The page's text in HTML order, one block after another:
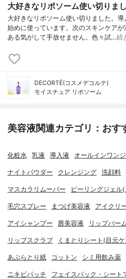
大好きなリポソーム使い切りま
大好きなリポソーム使い切りました。
始めに使っています。次のスキンケア
ある気がして手放せません。色々試…続
DECORTÉ(コスメデコルテ)
モイスチュア リポソーム
美容液関連カテゴリ：おす
化粧水 乳液 導入液 オールインワン
ナイトパウダー クレンジング 洗顔料
マスカラリムーバー ピーリングジェル
毛穴スプレー まつげ美容液 アイクリ
アイシャンプー 唇美容液 リップバー
リップスクラブ くまとりシート(目元
あぶらとり紙 コットン シミ用飲み薬
ニキビパッチ フェイスパック・シート